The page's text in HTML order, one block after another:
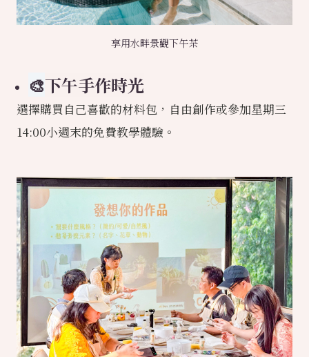
享用水畔景觀下午茶
🎨下午手作時光
選擇購買自己喜歡的材料包，自由創作或參加星期三
14:00小週末的免費教學體驗。